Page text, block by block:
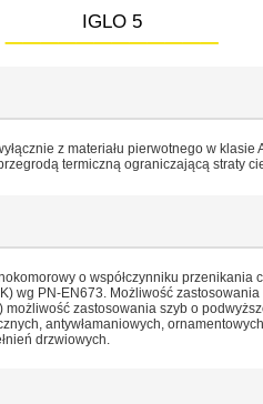
IGLO 5
____________
o współczynniku przenikania
wg PN-EN673. Możliwość
możliwość zastosowania szyb o
antywłamaniowych,
drzwiowych.
z materiału pierwotnego w klasie
termiczną ograniczającą straty